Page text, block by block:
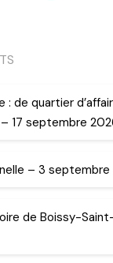
: de quartier
17 septembre
– 3 septembre
de Boissy-